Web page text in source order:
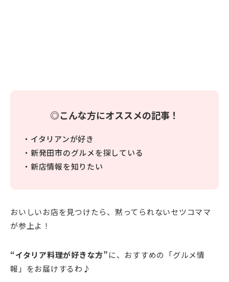
◎こんな方にオススメの記事！
・イタリアンが好き
・新発田市のグルメを探している
・新店情報を知りたい
おいしいお店を見つけたら、黙ってられないセツコママ
が参上よ！
“イタリア料理が好きな方”に、おすすめの「グルメ情
報」をお届けするわ♪